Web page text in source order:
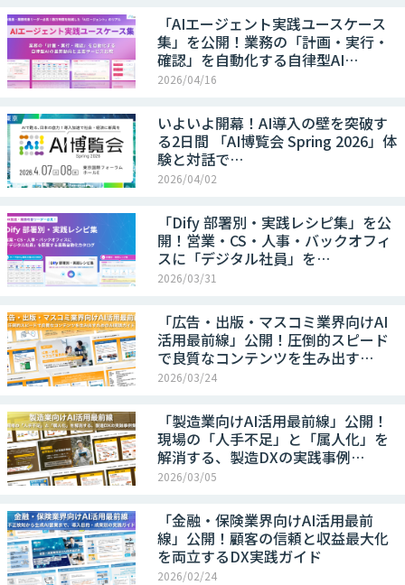
「AIエージェント実践ユースケース
集」を公開！業務の「計画・実行・
確認」を自動化する自律型AI…
2026/04/16
いよいよ開幕！AI導入の壁を突破す
る2日間 「AI博覧会 Spring 2026」体
験と対話で…
2026/04/02
「Dify 部署別・実践レシピ集」を公
開！営業・CS・人事・バックオフィ
スに「デジタル社員」を…
2026/03/31
「広告・出版・マスコミ業界向けAI
活用最前線」公開！圧倒的スピード
で良質なコンテンツを生み出す…
2026/03/24
「製造業向けAI活用最前線」公開！
現場の「人手不足」と「属人化」を
解消する、製造DXの実践事例…
2026/03/05
「金融・保険業界向けAI活用最前
線」公開！顧客の信頼と収益最大化
を両立するDX実践ガイド
2026/02/24